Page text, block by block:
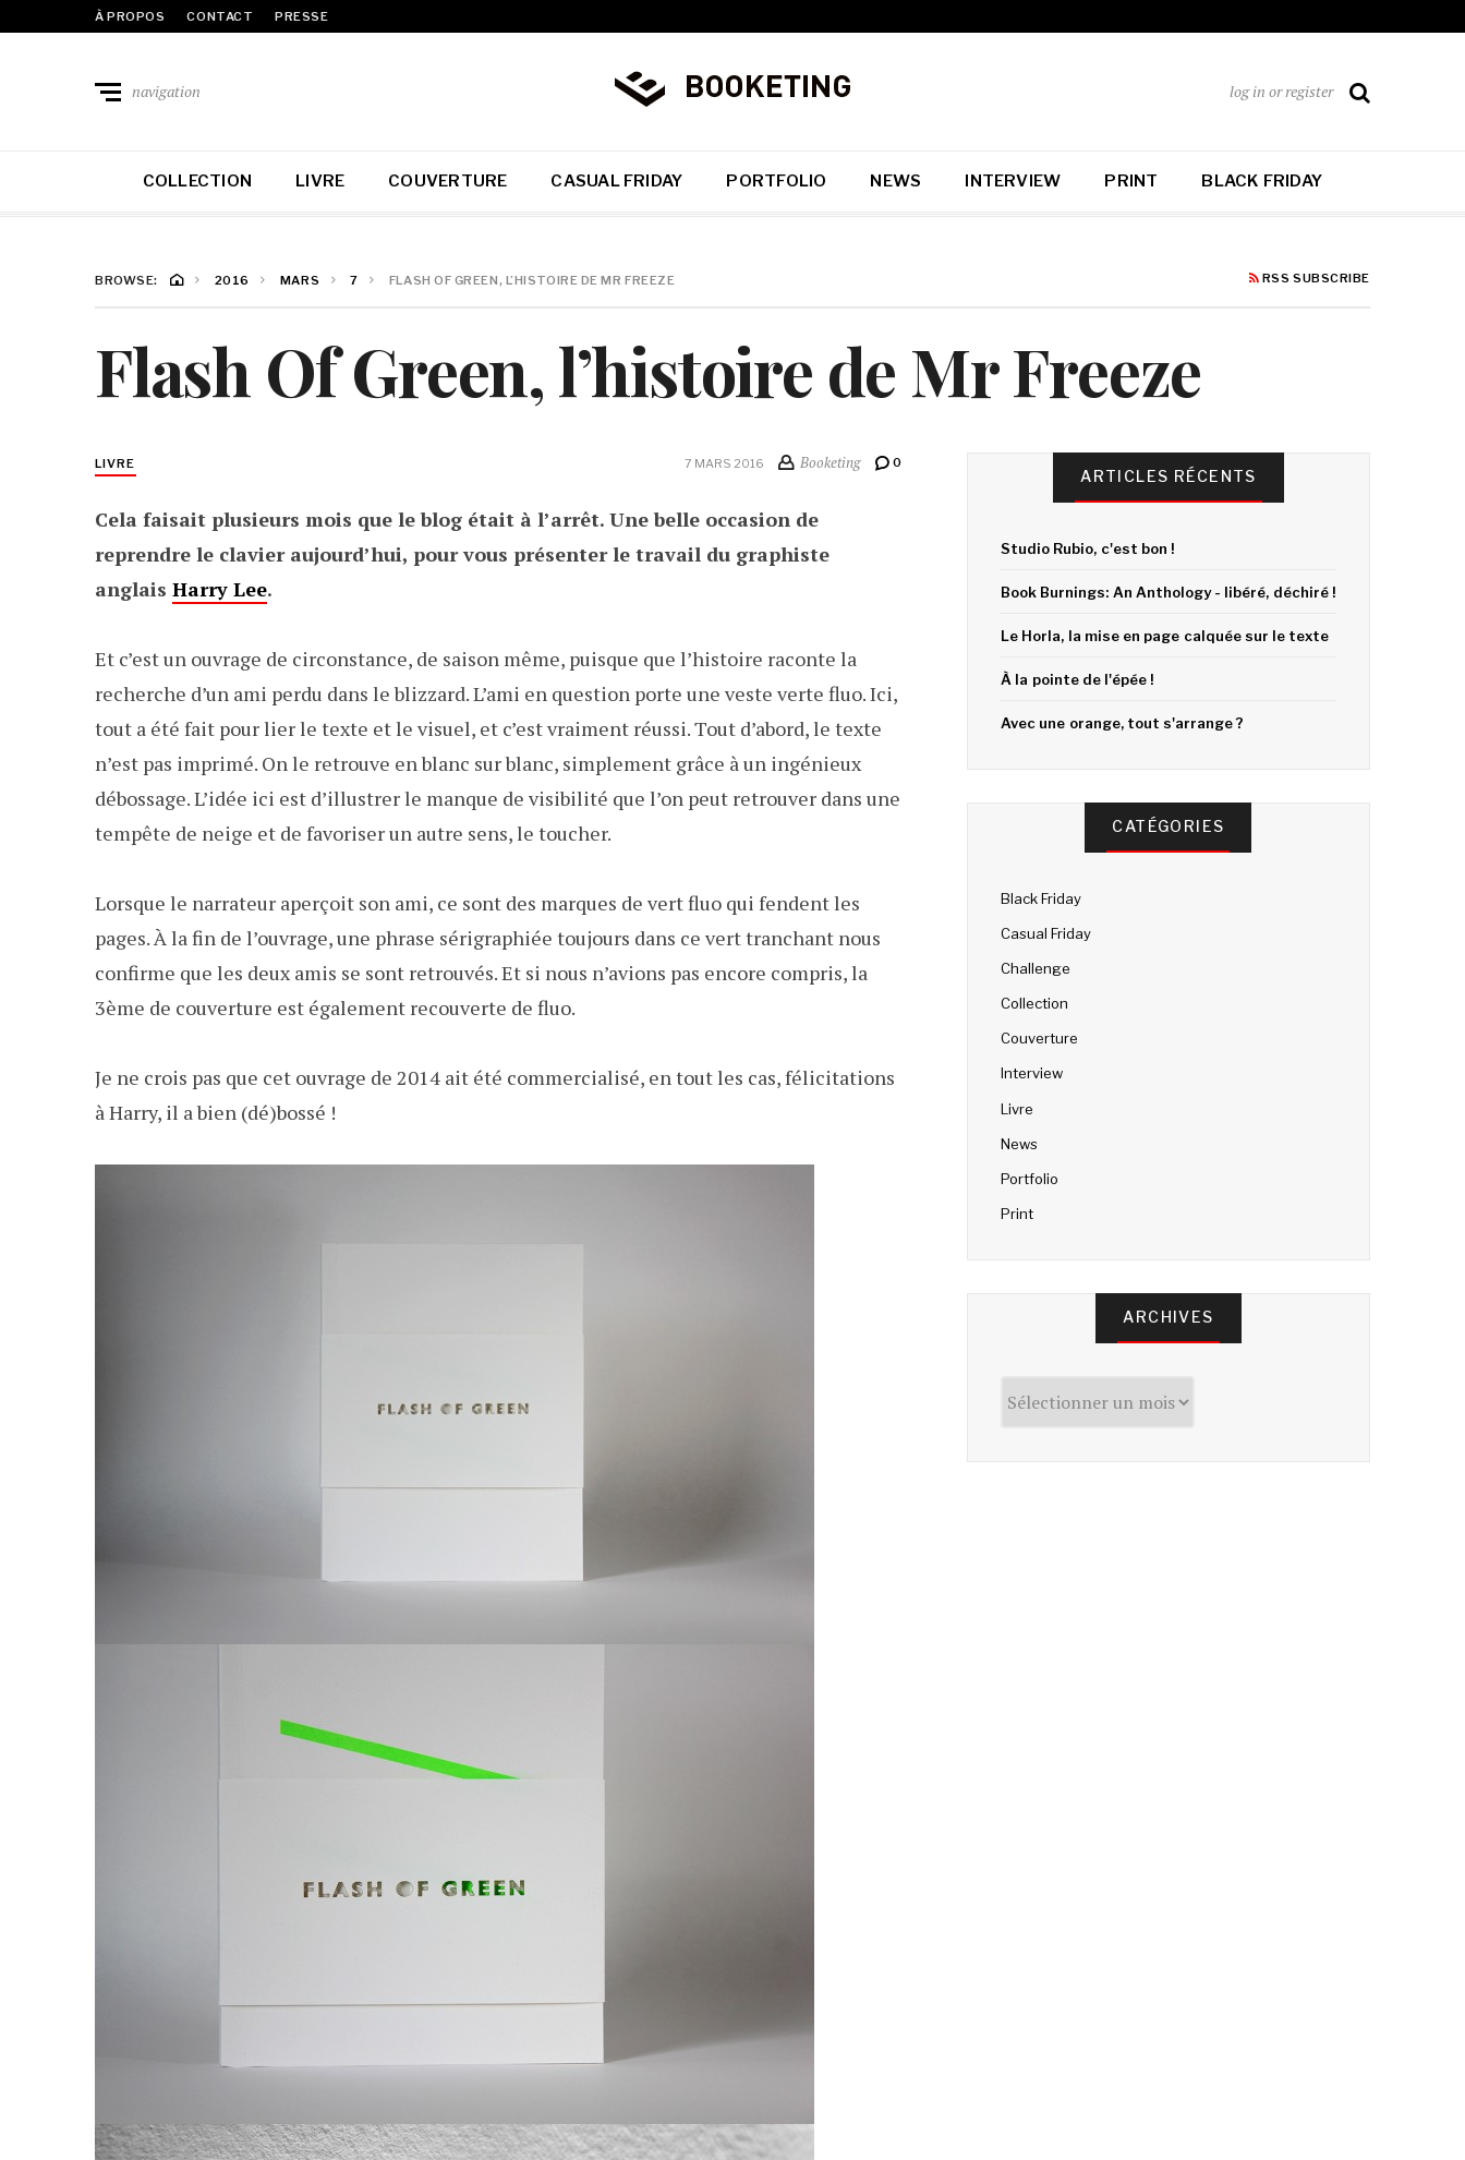
À PROPOS CONTACT PRESSE
navigation log in or register
COLLECTION LIVRE COUVERTURE CASUAL FRIDAY PORTFOLIO NEWS INTERVIEW PRINT BLACK FRIDAY
BROWSE: 2016 MARS 7 FLASH OF GREEN, L’HISTOIRE DE MR FREEZE RSS SUBSCRIBE
Flash Of Green, l’histoire de Mr Freeze
LIVRE 7 MARS 2016 Booketing 0
Cela faisait plusieurs mois que le blog était à l’arrêt. Une belle occasion de
reprendre le clavier aujourd’hui, pour vous présenter le travail du graphiste
anglais Harry Lee.
Et c’est un ouvrage de circonstance, de saison même, puisque que l’histoire raconte la
recherche d’un ami perdu dans le blizzard. L’ami en question porte une veste verte fluo. Ici,
tout a été fait pour lier le texte et le visuel, et c’est vraiment réussi. Tout d’abord, le texte
n’est pas imprimé. On le retrouve en blanc sur blanc, simplement grâce à un ingénieux
débossage. L’idée ici est d’illustrer le manque de visibilité que l’on peut retrouver dans une
tempête de neige et de favoriser un autre sens, le toucher.
Lorsque le narrateur aperçoit son ami, ce sont des marques de vert fluo qui fendent les
pages. À la fin de l’ouvrage, une phrase sérigraphiée toujours dans ce vert tranchant nous
confirme que les deux amis se sont retrouvés. Et si nous n’avions pas encore compris, la
3ème de couverture est également recouverte de fluo.
Je ne crois pas que cet ouvrage de 2014 ait été commercialisé, en tout les cas, félicitations
à Harry, il a bien (dé)bossé !
ARTICLES RÉCENTS
Studio Rubio, c'est bon !
Book Burnings: An Anthology - libéré, déchiré !
Le Horla, la mise en page calquée sur le texte
À la pointe de l'épée !
Avec une orange, tout s'arrange ?
CATÉGORIES
Black Friday
Casual Friday
Challenge
Collection
Couverture
Interview
Livre
News
Portfolio
Print
ARCHIVES